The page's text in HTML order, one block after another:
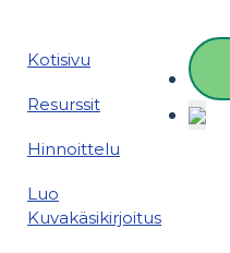
Kotisivu
Resurssit
Hinnoittelu
Luo
Kuvakäsikirjoitus